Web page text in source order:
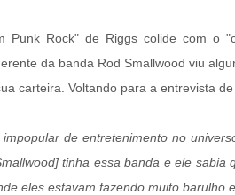
Punk Rock" de Riggs colide com o
da banda Rod Smallwood viu
carteira. Voltando para a entrevista
de entretenimento no
tinha essa banda e ele sabia
eles estavam fazendo muito barulho